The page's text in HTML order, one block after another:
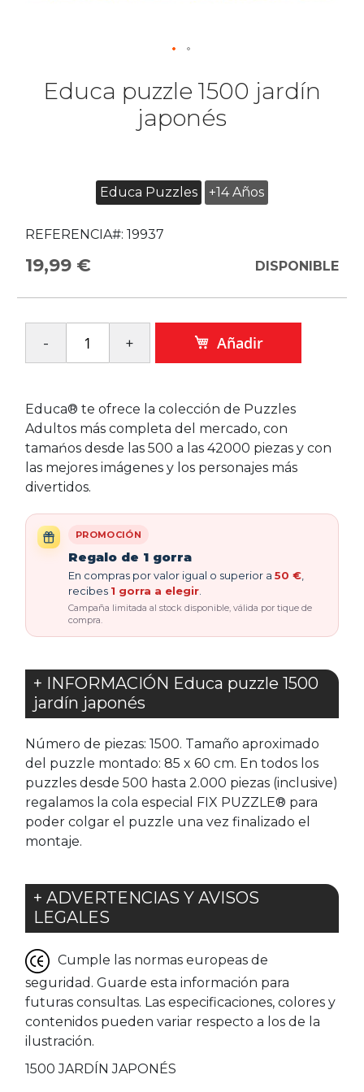
Educa puzzle 1500 jardín
japonés
Educa Puzzles +14 Años
REFERENCIA#: 19937
19,99 € DISPONIBLE
Añadir
Educa® te ofrece la colección de Puzzles
Adultos más completa del mercado, con
tamańos desde las 500 a las 42000 piezas y con
las mejores imágenes y los personajes más
divertidos.
PROMOCIÓN
Regalo de 1 gorra
En compras por valor igual o superior a 50 €
recibes 1 gorra a elegir
Campaña limitada al stock disponible, válida por tique de
compra.
+ INFORMACIÓN Educa puzzle 1500
jardín japonés
Número de piezas: 1500. Tamaño aproximado
del puzzle montado: 85 x 60 cm. En todos los
puzzles desde 500 hasta 2.000 piezas (inclusive)
regalamos la cola especial FIX PUZZLE® para
poder colgar el puzzle una vez finalizado el
montaje.
+ ADVERTENCIAS Y AVISOS
LEGALES
Cumple las normas europeas de
seguridad. Guarde esta información para
futuras consultas. Las especificaciones, colores y
contenidos pueden variar respecto a los de la
ilustración.
1500 JARDÍN JAPONÉS